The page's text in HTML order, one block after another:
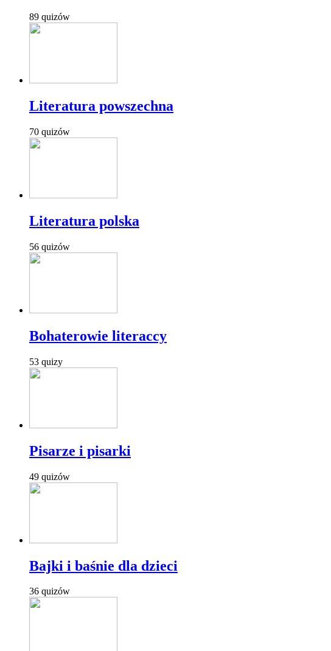
89 quizów
Literatura powszechna
70 quizów
Literatura polska
56 quizów
Bohaterowie literaccy
53 quizy
Pisarze i pisarki
49 quizów
Bajki i baśnie dla dzieci
36 quizów